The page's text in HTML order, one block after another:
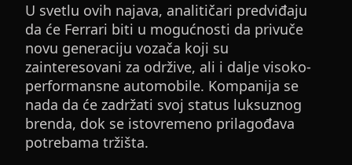
U svetlu ovih najava, analitičari predviđaju
da će Ferrari biti u mogućnosti da privuče
novu generaciju vozača koji su
zainteresovani za održive, ali i dalje visoko-
performansne automobile. Kompanija se
nada da će zadržati svoj status luksuznog
brenda, dok se istovremeno prilagođava
potrebama tržišta.